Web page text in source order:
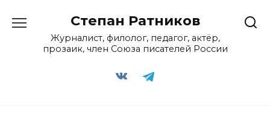
содержанию
Степан Ратников
Журналист, филолог, педагог, актёр,
прозаик, член Союза писателей России